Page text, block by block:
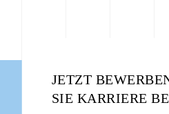
JETZT
SIE KARRIERE